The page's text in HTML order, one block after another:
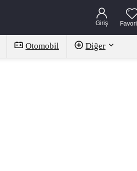
Giriş
Otomobil Diğer